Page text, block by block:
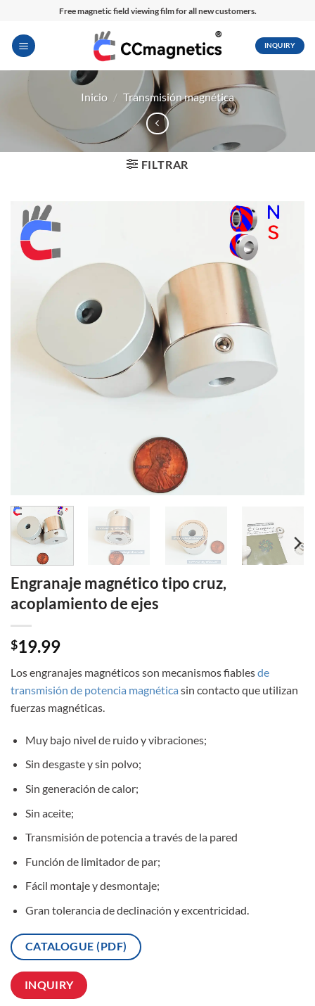
contenido
Free magnetic field viewing film for all new customers.
INQUIRY
Inicio / Transmisión magnética
FILTRAR
Engranaje magnético tipo cruz,
acoplamiento de ejes
$19.99
Los engranajes magnéticos son mecanismos fiablesde
transmisión de potencia magnética sin contacto que utilizan
fuerzas magnéticas.
Muy bajo nivel de ruido y vibraciones;
Sin desgaste y sin polvo;
Sin generación de calor;
Sin aceite;
Transmisión de potencia a través de la pared
Función de limitador de par;
Fácil montaje y desmontaje;
Gran tolerancia de declinación y excentricidad.
CATALOGUE (PDF)
INQUIRY